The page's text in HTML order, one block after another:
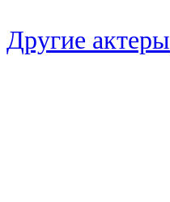
Другие актеры